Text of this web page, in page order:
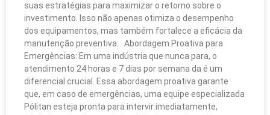
suas estratégias para maximizar o retorno sobre o
investimento. Isso não apenas otimiza o desempenho
dos equipamentos, mas também fortalece a eficácia da
manutenção preventiva. Abordagem Proativa para
Emergências: Em uma indústria que nunca para, o
atendimento 24 horas e 7 dias por semana da é um
diferencial crucial. Essa abordagem proativa garante
que, em caso de emergências, uma equipe especializada
Pólitan esteja pronta para intervir imediatamente,